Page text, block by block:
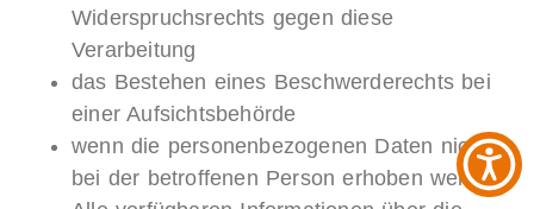
Widerspruchsrechts gegen diese
Verarbeitung
das Bestehen eines Beschwerderechts bei
einer Aufsichtsbehörde
wenn die personenbezogenen Daten nicht
bei der betroffenen Person erhoben werden: